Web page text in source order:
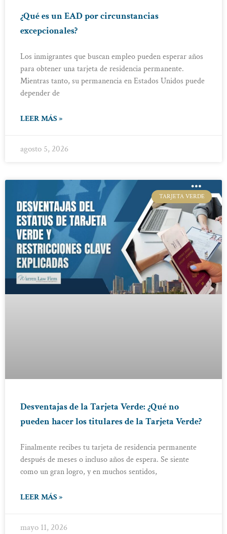
¿Qué es un EAD por circunstancias
excepcionales?
Los inmigrantes que buscan empleo pueden esperar años
para obtener una tarjeta de residencia permanente.
Mientras tanto, su permanencia en Estados Unidos puede
depender de
LEER MÁS »
agosto 5, 2026
TARJETA VERDE
Desventajas de la Tarjeta Verde: ¿Qué no
pueden hacer los titulares de la Tarjeta Verde?
Finalmente recibes tu tarjeta de residencia permanente
después de meses o incluso años de espera. Se siente
como un gran logro, y en muchos sentidos,
LEER MÁS »
mayo 11, 2026